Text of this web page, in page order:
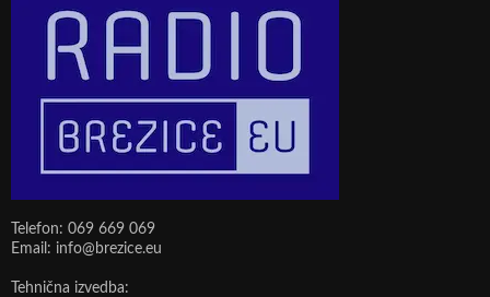
Telefon: 069 669 069
Email: info@brezice.eu
Tehnična izvedba: